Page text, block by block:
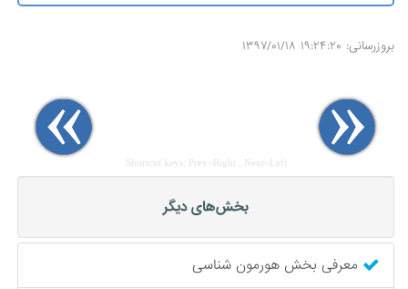
بروزرسانی: ۱۹:۲۴:۲۰ ۱۳۹۷/۰۱/۱۸
Shortcut keys: Prev=Right , Next=Left
بخش‌های دیگر
معرفی بخش هورمون شناسی